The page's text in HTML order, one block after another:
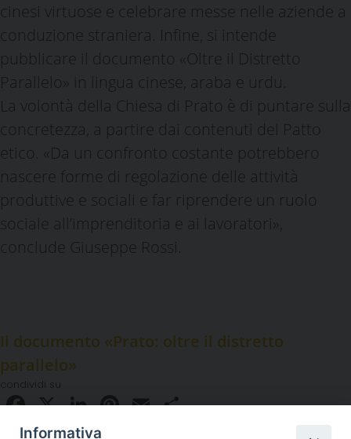
cinesi virtuose e celebrare messe nelle aziende a
conduzione straniera. Infine, si intende
pubblicare il documento «Oltre il Distretto
Parallelo» in lingua cinese, araba e urdu.
La volontà della Chiesa di Prato è di puntare sulla
concretezza, a partire dai contenuti del Patto
etico. «Da un confronto costante potrebbero
nascere forme di regolazione delle attività
produttive e sociali e far riprendere un ruolo
sociale all’imprenditoria e ai lavoratori»,
conclude Giuseppe Rossi.
Il documento «Prato: oltre il distretto
parallelo»
condividi su
Facebook
X LinkedIn
Pinterest
EmailCondividi
Informativa